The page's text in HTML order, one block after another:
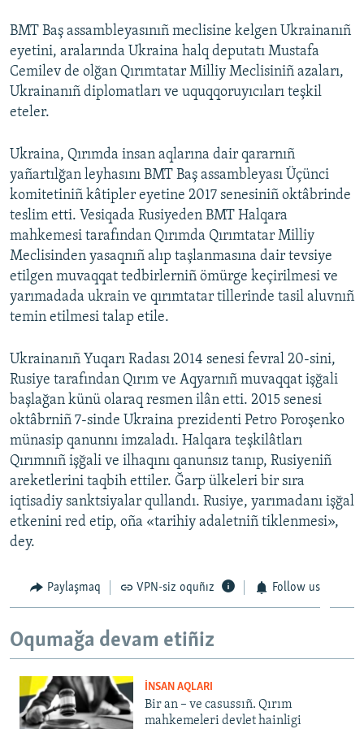
BMT Baş assambleyasınıñ meclisine kelgen Ukrainanıñ
eyetini, aralarında Ukraina halq deputatı Mustafa
Cemilev de olğan Qırımtatar Milliy Meclisiniñ azaları,
Ukrainanıñ diplomatları ve uquqqoruyıcıları teşkil
eteler.
Ukraina, Qırımda insan aqlarına dair qararnıñ
yañartılğan leyhasını BMT Baş assambleyası Üçünci
komitetiniñ kâtipler eyetine 2017 senesiniñ oktâbrinde
teslim etti. Vesiqada Rusiyeden BMT Halqara
mahkemesi tarafından Qırımda Qırımtatar Milliy
Meclisinden yasaqnıñ alıp taşlanmasına dair tevsiye
etilgen muvaqqat tedbirlerniñ ömürge keçirilmesi ve
yarımadada ukrain ve qırımtatar tillerinde tasil aluvnıñ
temin etilmesi talap etile.
Ukrainanıñ Yuqarı Radası 2014 senesi fevral 20-sini,
Rusiye tarafından Qırım ve Aqyarnıñ muvaqqat işğali
başlağan künü olaraq resmen ilân etti. 2015 senesi
oktâbrniñ 7-sinde Ukraina prezidenti Petro Poroşenko
münasip qanunnı imzaladı. Halqara teşkilâtları
Qırımnıñ işğali ve ilhaqını qanunsız tanıp, Rusiyeniñ
areketlerini taqbih ettiler. Ğarp ülkeleri bir sıra
iqtisadiy sanktsiyalar qullandı. Rusiye, yarımadanı işğal
etkenini red etip, oña «tarihiy adaletniñ tiklenmesi»,
dey.
Paylaşmaq VPN-siz oquñız Follow us
Oqumağa devam etiñiz
İNSAN AQLARI
Bir an – ve casussıñ. Qırım
mahkemeleri devlet hainligi